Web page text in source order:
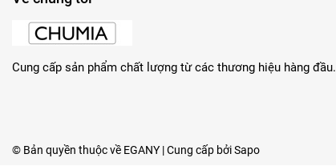
Cung cấp sản phẩm chất lượng từ các thương hiệu hàng đầu.
© Bản quyền thuộc về EGANY | Cung cấp bởiSapo